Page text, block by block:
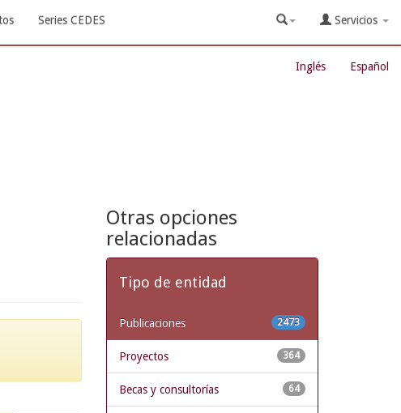
Series CEDES Servicios
Inglés Español
Otras opciones
relacionadas
Tipo de entidad
2473
Publicaciones
364
Proyectos
64
Becas y consultorías